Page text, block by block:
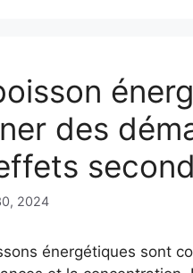
des
2024
énergétiques sont